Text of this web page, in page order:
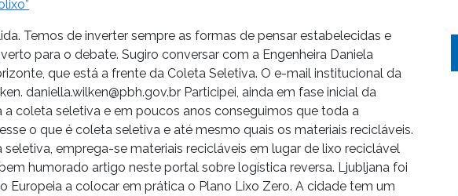
Temos de inverter sempre as formas de pensar estabelecidas e
para o debate. Sugiro conversar com a Engenheira Daniela
que está a frente da Coleta Seletiva. O e-mail institucional da
daniella.wilken@pbh.gov.br Participei, ainda em fase inicial da
coleta seletiva e em poucos anos conseguimos que toda a
o que é coleta seletiva e até mesmo quais os materiais recicláveis.
emprega-se materiais recicláveis em lugar de lixo reciclável
humorado artigo neste portal sobre logística reversa. Ljubljana foi
Europeia a colocar em prática o Plano Lixo Zero. A cidade tem um